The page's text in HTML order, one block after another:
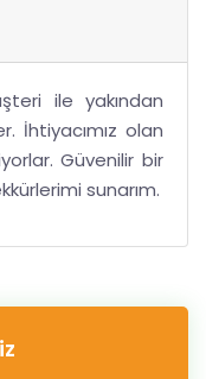
ile yakından
İhtiyacımız olan
Güvenilir bir
sunarım.